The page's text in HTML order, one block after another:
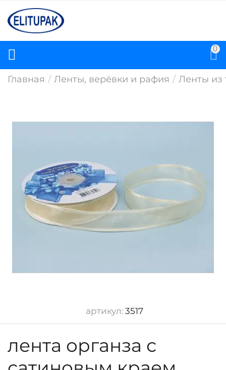
0
Главная / Ленты, верёвки и рафия / Ленты из
артикул: 3517
лента органза с